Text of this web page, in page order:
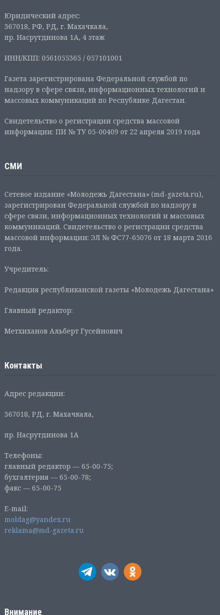
Юридический адрес:
367018, РФ, РД, г. Махачкала,
пр. Насрутдинова 1А, 4 этаж
ИНН/КПП: 0561055365 / 057101001
Газета зарегистрирована Федеральной службой по
надзору в сфере связи, информационных технологий и
массовых коммуникаций по Республике Дагестан.
Свидетельство о регистрации средства массовой
информации: ПИ № ТУ 05-00409 от 22 апреля 2019 года
СМИ
Сетевое издание «Молодежь Дагестана» (md-gazeta.ru),
зарегистрирован Федеральной службой по надзору в
сфере связи, информационных технологий и массовых
коммуникаций. Свидетельство о регистрации средства
массовой информации: ЭЛ № ФС77-65076 от 18 марта 2016
года.
Учредитель:
Редакция республиканской газеты «Молодежь Дагестана»
Главный редактор:
Метхиханов Альберт Гусейнович
Контакты
Адрес редакции:
367018, РД, г. Махачкала,
пр. Насрутдинова 1А
Телефоны:
главный редактор — 65-00-75;
бухгалтерия — 65-00-78;
факс — 65-00-75
E-mail:
moldag@yandex.ru
reklama@md-gazeta.ru
Внимание